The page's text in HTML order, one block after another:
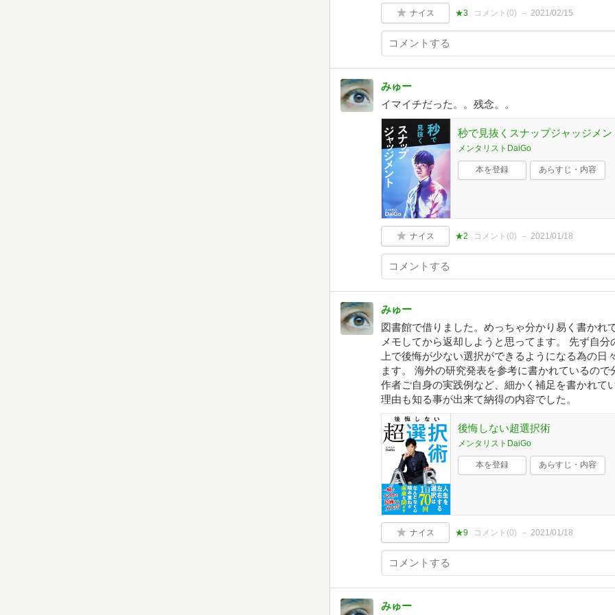
ナイス ★3 コメント(0) 2021/02/15
みゅー
イマイチだった。。残念。。
秒で見抜くスナップジャッジメン
メンタリストDaiGo
本を登録 あらすじ・内容
ナイス ★2 コメント(0) 2021/01/18
みゅー
図書館で借りました。めっちゃ分かり易く書かれ
メモしてから返却しようと思ってます。 先ず自
上で後悔が少ない選択ができるようになる為の
ます。 海外の研究発表を参考に書かれているの
作者ご自身の実践例など、細かく補足を書かれて
理由も知る事が出来て納得の内容でした。
後悔しない超選択術
メンタリストDaiGo
本を登録 あらすじ・内容
ナイス ★9 コメント(0) 2021/01/18
みゅー